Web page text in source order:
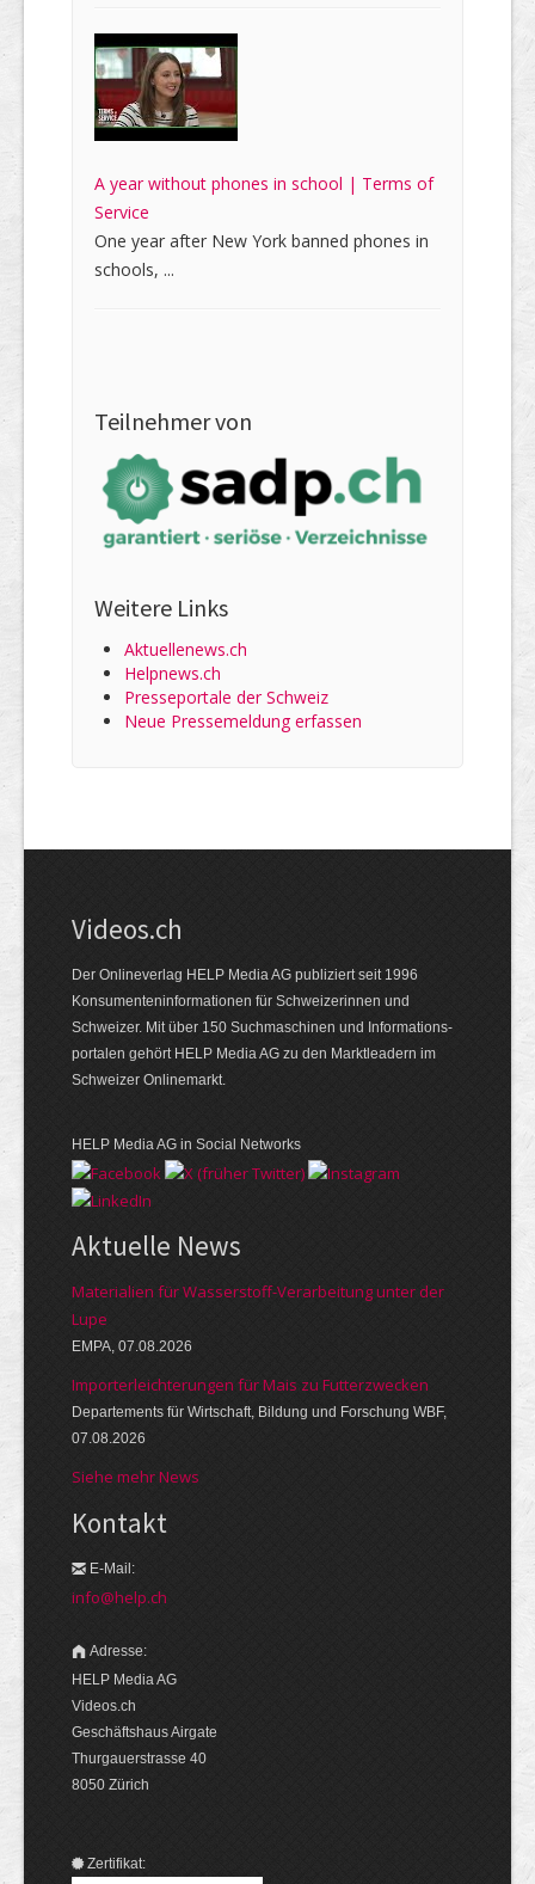
A year without phones in school | Terms of
Service
One year after New York banned phones in
schools, ...
Teilnehmer von
Weitere Links
Aktuellenews.ch
Helpnews.ch
Presseportale der Schweiz
Neue Pressemeldung erfassen
Videos.ch
Der Onlineverlag HELP Media AG publiziert seit 1996
Konsumenten­informationen für Schweizerinnen und
Schweizer. Mit über 150 Suchmaschinen und Informations­
portalen gehört HELP Media AG zu den Marktleadern im
Schweizer Onlinemarkt.
HELP Media AG in Social Networks
Aktuelle News
Materialien für Wasserstoff-Verarbeitung unter der
Lupe
EMPA, 07.08.2026
Importerleichterungen für Mais zu Futterzwecken
Departements für Wirtschaft, Bildung und Forschung WBF,
07.08.2026
Siehe mehr News
Kontakt
E-Mail:
info@help.ch
Adresse:
HELP Media AG
Videos.ch
Geschäftshaus Airgate
Thurgauerstrasse 40
8050 Zürich
Zertifikat: